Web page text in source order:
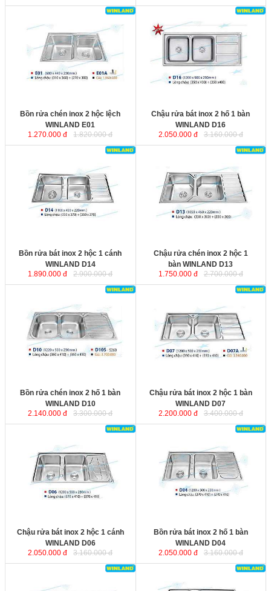
Bồn rửa chén inox 2 hộc lệch
WINLAND E01
với chất liệu inox
không rỉ, bề mặt được xử lý tinh
xảo, khả năng siêu chống ồn từ đáy
chậu. Bộ xiphông inox kèm theo
với ống thoát nước lớn giúp thoát
nước nhanh và ngăn mùi hiệu quả.
Bồn rửa chén inox 2 hộc lệch
WINLAND E01
1.270.000 đ
1.820.000 đ
Chậu rửa bát inox 2 hố 1 bàn
WINLAND D16
với chất liệu inox
không rỉ, bề mặt được xử lý tinh
xảo, khả năng siêu chống ồn từ đáy
chậu. Bộ xiphông inox kèm theo
với ống thoát nước lớn giúp thoát
nước nhanh và ngăn mùi hiệu quả.
Chậu rửa bát inox 2 hố 1 bàn
WINLAND D16
2.050.000 đ
3.160.000 đ
Bồn rửa bát inox 2 hộc 1 cánh
với chất liệu inox
không rỉ, bề mặt được xử lý tinh
xảo, khả năng siêu chống ồn từ đáy
chậu. Bộ xiphông inox kèm theo
với ống thoát nước lớn giúp thoát
Bồn rửa bát inox 2 hộc 1 cánh
WINLAND D14
1.890.000 đ
2.900.000 đ
Chậu rửa chén inox 2 hộc 1 bàn
với chất liệu inox
không rỉ, bề mặt được xử lý tinh
xảo, khả năng siêu chống ồn từ đáy
chậu. Bộ xiphông inox kèm theo
với ống thoát nước lớn giúp thoát
Chậu rửa chén inox 2 hộc 1
bàn WINLAND D13
1.750.000 đ
2.700.000 đ
Bồn rửa chén inox 2 hố 1 bàn
WINLAND D10 với chất liệu inox
không rỉ, bề mặt được xử lý tinh
xảo, khả năng siêu chống ồn từ đáy
chậu. Bộ xiphông inox kèm theo
với ống thoát nước lớn giúp thoát
Bồn rửa chén inox 2 hố 1 bàn
WINLAND D10
2.140.000 đ
3.300.000 đ
Chậu rửa bát inox 2 hộc 1 bàn
với chất liệu inox
không rỉ, bề mặt được xử lý tinh
xảo, khả năng siêu chống ồn từ đáy
chậu. Bộ xiphông inox kèm theo
với ống thoát nước lớn giúp thoát
Chậu rửa bát inox 2 hộc 1 bàn
WINLAND D07
2.200.000 đ
3.400.000 đ
Chậu rửa bát inox 2 hộc 1 cánh
WINLAND D06 với chất liệu inox
không rỉ, bề mặt được xử lý tinh
xảo, khả năng siêu chống ồn từ đáy
chậu. Bộ xiphông inox kèm theo
với ống thoát nước lớn giúp thoát
nước nhanh và ngăn mùi hiệu quả.
Chậu rửa bát inox 2 hộc 1 cánh
WINLAND D06
2.050.000 đ
3.160.000 đ
Bồn rửa bát inox 2 hố 1 bàn
với chất liệu inox
không rỉ, bề mặt được xử lý tinh
xảo, khả năng siêu chống ồn từ đáy
chậu. Bộ xiphông inox kèm theo
với ống thoát nước lớn giúp thoát
Bồn rửa bát inox 2 hố 1 bàn
WINLAND D04
2.050.000 đ
3.160.000 đ
Chậu rửa chén inox 2 hộc 1 cánh
WINLAND D03 với chất liệu inox
Bồn rửa chén inox 2 hộc 1 cánh
WINLAND D02